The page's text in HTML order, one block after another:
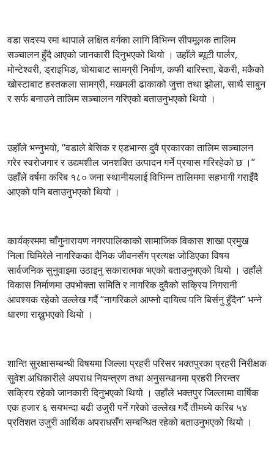
वडा सदस्य रमा थापाले लक्षित वर्गका लागि विभिन्न सीपमूलक तालिम
सञ्चालन हुँदै आएको जानकारी दिनुभएको थियो । उहाँले ब्यूटी पार्लर,
मोन्टेश्वरी, ड्राइभिङ, चोयाबाट सामग्री निर्माण, कफी बारिस्ता, बेकरी, मकैको
खोस्टाबाट हस्तकला सामग्री, मखमली ढाकाको जुत्ता तथा झोला, साथै साबुन
र सर्फ बनाउने तालिम सञ्चालन गरिएको बताउनुभएको थियो ।
उहाँले भन्नुभयो, “वडाले बेसिक र एडभान्स दुवै प्रकारका तालिम सञ्चालन
गरेर स्वरोजगार र उद्यमशील जनशक्ति उत्पादन गर्ने प्रयास गरिरहेको छ ।”
उहाँले वर्षमा करिब १८० जना स्थानीयलाई विभिन्न तालिममा सहभागी गराइँदै
आएको पनि बताउनुभएको थियो ।
कार्यक्रममा चाँगुनारायण नगरपालिकाको सामाजिक विकास शाखा प्रमुख
निला घिमिरेले नागरिकका दैनिक जीवनसँग प्रत्यक्ष जोडिएका विषय
सार्वजनिक सुनुवाइमा उठाइनु सकारात्मक भएको बताउनुभएको थियो । उहाँले
विकास निर्माणमा उपभोक्ता समिति र नागरिक दुवैको सक्रिय निगरानी
आवश्यक रहेको उल्लेख गर्दै “नागरिकले आफ्नो दायित्व पनि बिर्सनु हुँदैन” भन्ने
धारणा राख्नुभएको थियो ।
शान्ति सुरक्षासम्बन्धी विषयमा जिल्ला प्रहरी परिसर भक्तपुरका प्रहरी निरीक्षक
सुवेश अधिकारीले अपराध नियन्त्रण तथा अनुसन्धानमा प्रहरी निरन्तर
सक्रिय रहेको जानकारी दिनुभएको थियो । उहाँले भक्तपुर जिल्लामा वार्षिक
एक हजार ६ सयभन्दा बढी उजुरी पर्ने गरेको उल्लेख गर्दै तीमध्ये करिब ५४
प्रतिशत उजुरी आर्थिक अपराधसँग सम्बन्धित रहेको बताउनुभएको थियो ।